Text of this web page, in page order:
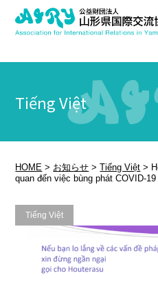
Tiếng Việt
HOME > お知らせ >Tiếng Việt >
quan đến việc bùng phát COVID-19
Tiếng Việt